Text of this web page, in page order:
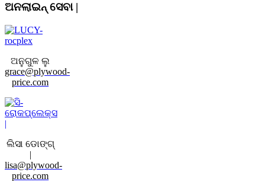
ଅନଲାଇନ୍ ସେବା |
ଅନୁଗୁଳ ଲୁ
grace@plywood-
price.com
ଲିସା ଡୋଙ୍ଗ୍
|
lisa@plywood-
price.com